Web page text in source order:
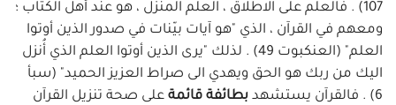
107) . فالعلم على الاطلاق ، العلم المنزل ، هو عند أهل الكتاب ؛
ومعهم في القرآن ، الذي "هو آيات بيّنات في صدور الذين أوتوا
العلم" (العنكبوت 49) . لذلك "يرى الذين أوتوا العلم الذي أُنزل
اليك من ربك هو الحق ويهدي الى صراط العزيز الحميد" (سبأ
6) . فالقرآن يستشهد
بطائفة قائمة على صحة تنزيل القرآن